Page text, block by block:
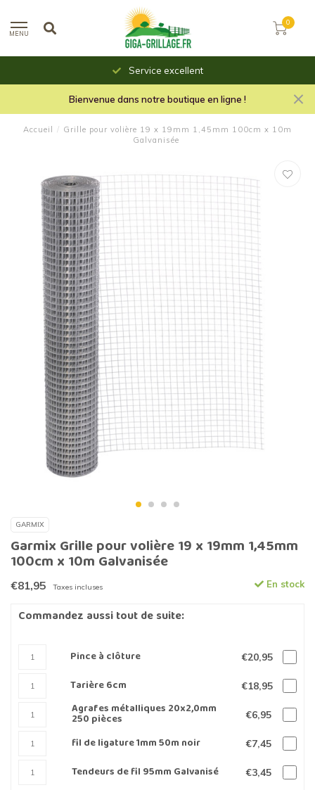
MENU
0
Service excellent
Bienvenue dans notre boutique en ligne !
Accueil / Grille pour volière 19 x 19mm 1,45mm 100cm x 10m
Galvanisée
GARMIX
Garmix Grille pour volière 19 x 19mm 1,45mm
100cm x 10m Galvanisée
€81,95 Taxes incluses En stock
Commandez aussi tout de suite:
Pince à clôture €20,95
Tarière 6cm €18,95
Agrafes métalliques 20x2,0mm
250 pièces €6,95
fil de ligature 1mm 50m noir €7,45
Tendeurs de fil 95mm Galvanisé €3,45